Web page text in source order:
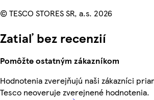
© TESCO STORES SR, a.s. 2026
Zatiaľ bez recenzií
Pomôžte ostatným zákazníkom
Hodnotenia zverejňujú naši zákazníci
Tesco neoveruje zverejnené hodnotenia.